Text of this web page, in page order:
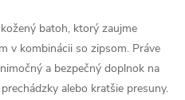
batoh, ktorý zaujme
v kombinácii so zipsom. Práve
a bezpečný doplnok na
alebo kratšie presuny.